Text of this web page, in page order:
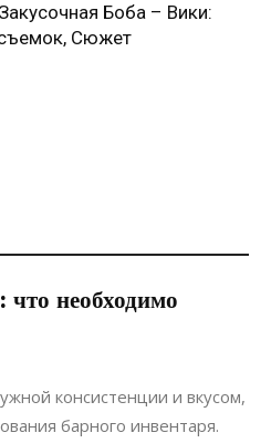
Боба – Вики:
Сюжет
необходимо
консистенции и вкусом,
барного инвентаря.